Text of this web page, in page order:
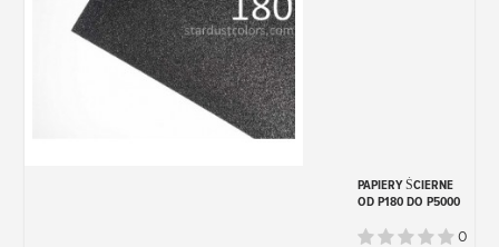
PAPIERY ŚCIERNE
OD P180 DO P5000
0